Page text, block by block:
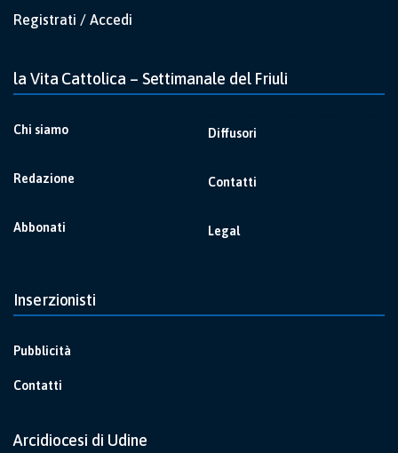
Registrati / Accedi
la Vita Cattolica – Settimanale del Friuli
Chi siamo
Redazione
Abbonati
Diffusori
Contatti
Legal
Inserzionisti
Pubblicità
Contatti
Arcidiocesi di Udine